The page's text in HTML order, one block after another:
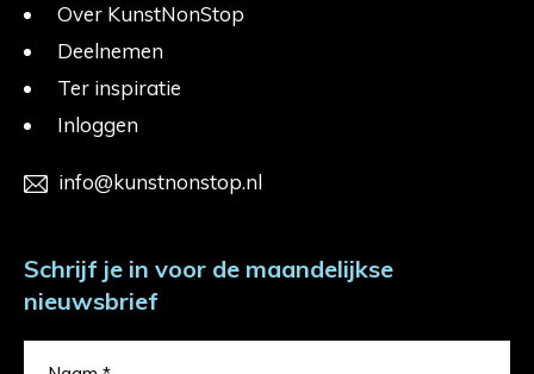
Over KunstNonStop
Deelnemen
Ter inspiratie
Inloggen
info@kunstnonstop.nl
Schrijf je in voor de maandelijkse
nieuwsbrief